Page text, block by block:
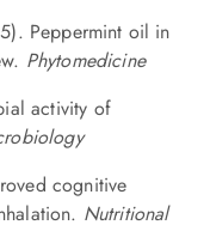
Peppermint oil in
Phytomedicine
activity of
cognitive
Nutritional